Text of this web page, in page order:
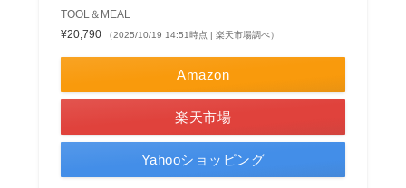
TOOL＆MEAL
¥20,790
（2025/10/19 14:51時点 | 楽天市場調べ）
Amazon
楽天市場
Yahooショッピング